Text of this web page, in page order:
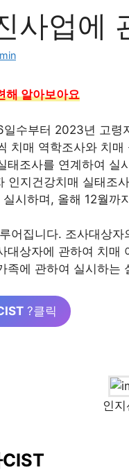
사업에
해 알아보아요
일수부터 2023년 고
치매 역학조사와 치
태조사를 연계하여
인지건강치매 실태조
시하며, 올해 12월까
어집니다. 조사대상
대상자에 관하여 치
족에 관하여 실시하
?클릭
인